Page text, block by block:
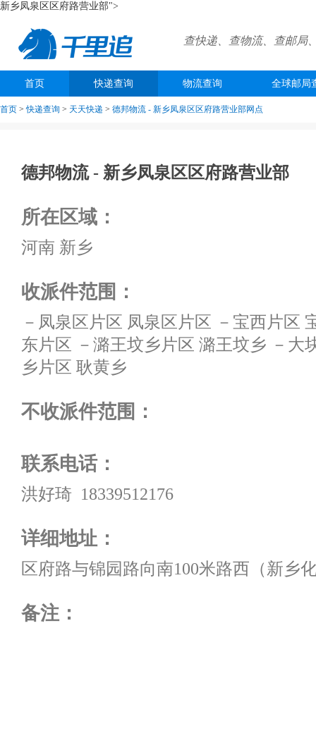
新乡凤泉区区府路营业部">
查快递、查物流、查邮局
首页 快递查询 物流查询 全球邮局
首页 >快递查询 > 天天快递 > 德邦物流 - 新乡凤泉区区府路营业部网点
德邦物流 - 新乡凤泉区区府路营业部
所在区域：
河南 新乡
收派件范围：
－凤泉区片区 凤泉区片区 －宝西片区
东片区 －潞王坟乡片区 潞王坟乡 －大
乡片区 耿黄乡
不收派件范围：
联系电话：
洪好琦 18339512176
详细地址：
区府路与锦园路向南100米路西（新乡
备注：